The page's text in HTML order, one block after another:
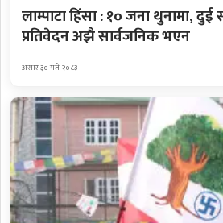
लाम्पाटा हिंसा : १० जना थुनामा, दुई
प्रतिवेदन अझै सार्वजनिक भएन
असार ३० गते २०८३